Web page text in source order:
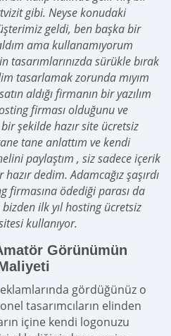
gibi. Neyse konudaki
geldi, ben başka bir
ama kullanamıyorum
tasarımlarınızda sürükle bırak
tasarlamak zorunda mıyım
aldığı firmanın bir yazılım
firması olduğunu ve
şekilde hazır site ücretsiz
tane anlattım ve kendi
paylaştım , siz sadece içerik
dedim. Adamcağız şaşırdı
firmasına ödediği parası da
ilk yıl hosting ücretsiz
kullanıyor.
Görünümün
gördüğünüz o
tasarımcıların elinden
içine kendi logonuzu